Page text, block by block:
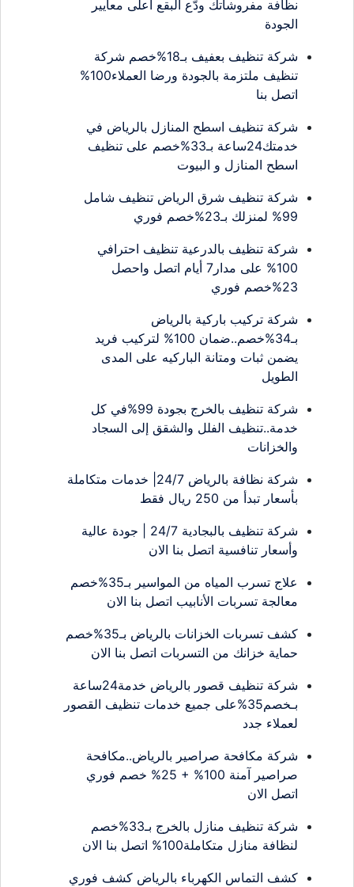
نظافة مفروشاتك ودّع البقع أعلى معايير
الجودة
شركة تنظيف بعفيف بـ18%خصم شركة
تنظيف ملتزمة بالجودة ورضا العملاء100%
اتصل بنا
شركة تنظيف اسطح المنازل بالرياض في
خدمتك24ساعة بـ33%خصم على تنظيف
اسطح المنازل و البيوت
شركة تنظيف شرق الرياض تنظيف شامل
99% لمنزلك بـ23%خصم فوري
شركة تنظيف بالدرعية تنظيف احترافي
100% على مدار7 أيام اتصل واحصل
23%خصم فوري
شركة تركيب باركية بالرياض
بـ34%خصم..ضمان 100% لتركيب فريد
يضمن ثبات ومتانة الباركيه على المدى
الطويل
شركة تنظيف بالخرج بجودة 99%في كل
خدمة..تنظيف الفلل والشقق إلى السجاد
والخزانات
شركة نظافة بالرياض 24/7| خدمات متكاملة
بأسعار تبدأ من 250 ريال فقط
شركة تنظيف بالبجادية 24/7 | جودة عالية
وأسعار تنافسية اتصل بنا الان
علاج تسرب المياه من المواسير بـ35%خصم
معالجة تسربات الأنابيب اتصل بنا الان
كشف تسربات الخزانات بالرياض بـ35%خصم
حماية خزانك من التسربات اتصل بنا الان
شركة تنظيف قصور بالرياض خدمة24ساعة
بـخصم35%على جميع خدمات تنظيف القصور
لعملاء جدد
شركة مكافحة صراصير بالرياض..مكافحة
صراصير آمنة 100% + 25% خصم فوري
اتصل الان
شركة تنظيف منازل بالخرج بـ33%خصم
لنظافة منازل متكاملة100% اتصل بنا الان
كشف التماس الكهرباء بالرياض كشف فوري